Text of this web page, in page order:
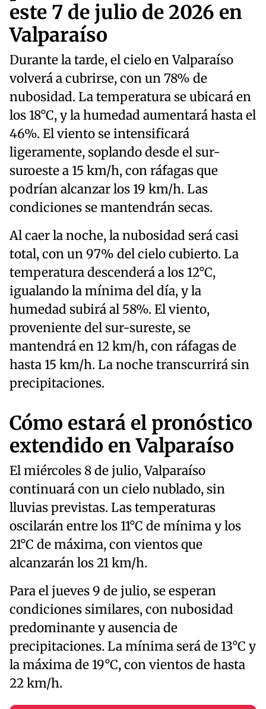
este 7 de julio de 2026 en
Valparaíso
Durante la tarde, el cielo en Valparaíso
volverá a cubrirse, con un 78% de
nubosidad. La temperatura se ubicará en
los 18°C, y la humedad aumentará hasta el
46%. El viento se intensificará
ligeramente, soplando desde el sur-
suroeste a 15 km/h, con ráfagas que
podrían alcanzar los 19 km/h. Las
condiciones se mantendrán secas.
Al caer la noche, la nubosidad será casi
total, con un 97% del cielo cubierto. La
temperatura descenderá a los 12°C,
igualando la mínima del día, y la
humedad subirá al 58%. El viento,
proveniente del sur-sureste, se
mantendrá en 12 km/h, con ráfagas de
hasta 15 km/h. La noche transcurrirá sin
precipitaciones.
Cómo estará el pronóstico
extendido en Valparaíso
El miércoles 8 de julio, Valparaíso
continuará con un cielo nublado, sin
lluvias previstas. Las temperaturas
oscilarán entre los 11°C de mínima y los
21°C de máxima, con vientos que
alcanzarán los 21 km/h.
Para el jueves 9 de julio, se esperan
condiciones similares, con nubosidad
predominante y ausencia de
precipitaciones. La mínima será de 13°C y
la máxima de 19°C, con vientos de hasta
22 km/h.